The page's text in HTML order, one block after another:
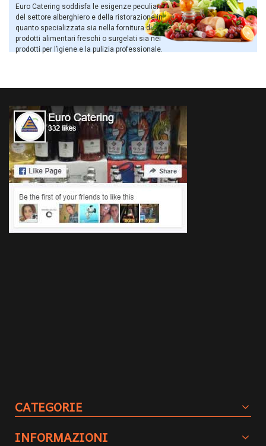
Euro Catering soddisfa le esigenze peculiari
del settore alberghiero e della ristorazione in
quanto specializzata sia nella fornitura di
prodotti alimentari freschi o surgelati sia nei
prodotti per l’igiene e la pulizia professionale.
CATEGORIE
INFORMAZIONI